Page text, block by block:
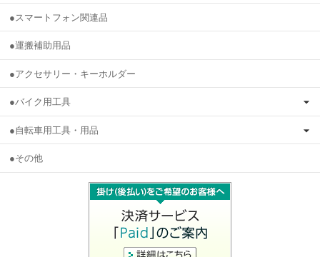
●スマートフォン関連品
●運搬補助用品
●アクセサリー・キーホルダー
●バイク用工具
●自転車用工具・用品
●その他